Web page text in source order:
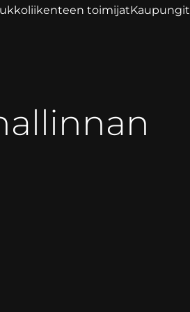
toimijatKaupungit